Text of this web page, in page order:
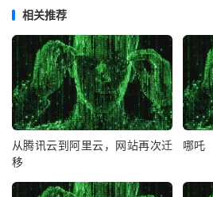
相关推荐
从腾讯云到阿里云，网站再次迁
移
哪吒